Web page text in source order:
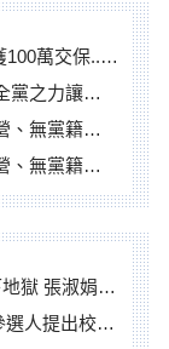
步奔離不發一語
讓彰化贏
否認是烏龜
否認是烏龜
舌頭殺人有罪
毒防線升級政見